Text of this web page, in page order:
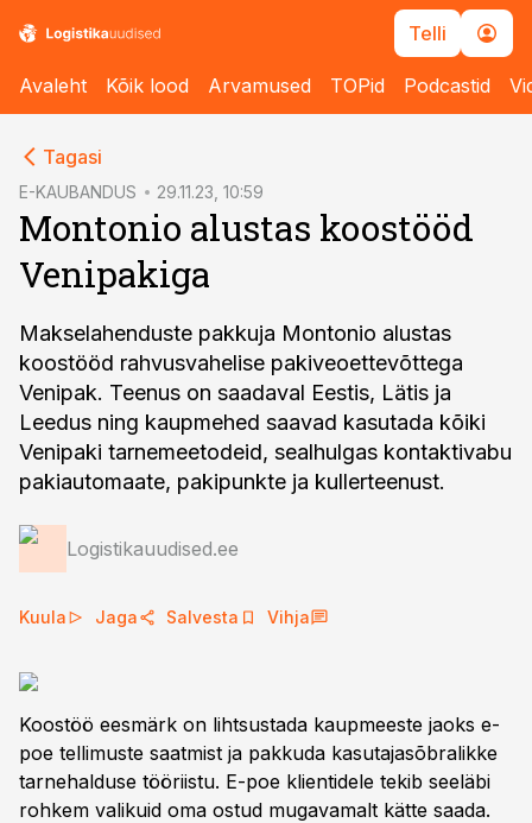
Telli
Avaleht Kõik lood Arvamused TOPid Podcastid
Tagasi
E-KAUBANDUS 29.11.23, 10:59
Montonio alustas koostööd
Venipakiga
Makselahenduste pakkuja Montonio alustas
koostööd rahvusvahelise pakiveoettevõttega
Venipak. Teenus on saadaval Eestis, Lätis ja
Leedus ning kaupmehed saavad kasutada kõiki
Venipaki tarnemeetodeid, sealhulgas kontaktivabu
pakiautomaate, pakipunkte ja kullerteenust.
Logistikauudised.ee
Kuula Jaga Salvesta Vihja
Koostöö eesmärk on lihtsustada kaupmeeste jaoks e-
poe tellimuste saatmist ja pakkuda kasutajasõbralikke
tarnehalduse tööriistu. E-poe klientidele tekib seeläbi
rohkem valikuid oma ostud mugavamalt kätte saada.